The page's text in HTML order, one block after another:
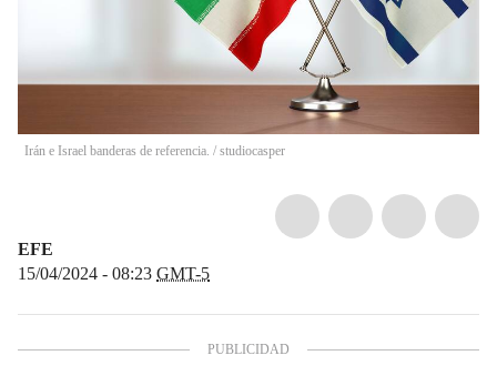
Irán e Israel banderas de referencia. / studiocasper
EFE
15/04/2024 - 08:23 GMT-5